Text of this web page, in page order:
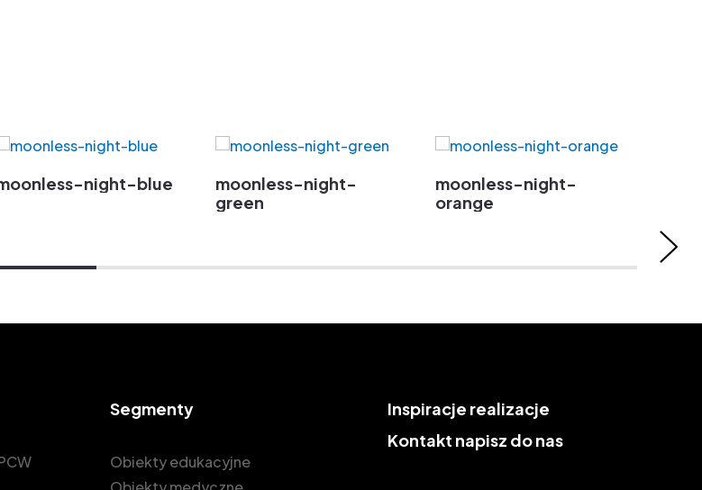
night-blue
moonless-night-
green
moonless-night-
orange
Segmenty
Obiekty edukacyjne
Inspiracje realizacje
Kontakt napisz do nas